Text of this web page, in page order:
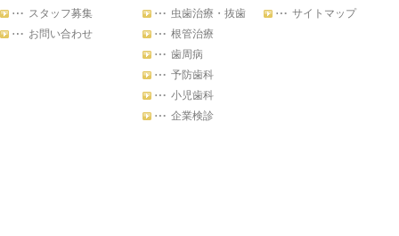
スタッフ募集
お問い合わせ
虫歯治療・抜歯
根管治療
歯周病
予防歯科
小児歯科
企業検診
サイトマップ